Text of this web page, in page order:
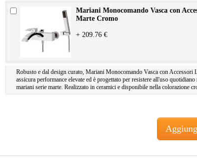
Mariani Monocomando Vasca con
Marte Cromo
+ 209.76 €
Robusto e dal design curato, Mariani Monocomando Vasca con Accessori
assicura performance elevate ed è progettato per resistere all'uso
mariani serie marte. Realizzato in ceramici e disponibile nella colorazione